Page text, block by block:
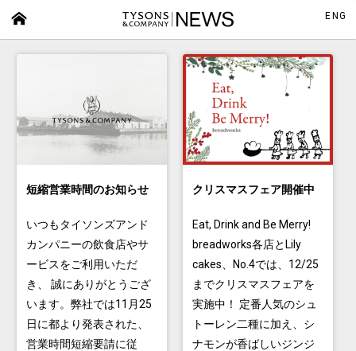
ENG
短縮営業時間のお知らせ
いつもタイソンズアンド
カンパニーの飲食店やサ
ービスをご利用いただ
き、 誠にありがとうござ
います。弊社では11月25
日に都より発表された、
営業時間短縮要請に従
クリスマスフェア開催中
Eat, Drink and Be Merry!
breadworks各店とLily
cakes、No.4では、12/25
までクリスマスフェアを
実施中！ 定番人気のシュ
トーレン二種に加え、シ
ナモンが香ばしいジンジ